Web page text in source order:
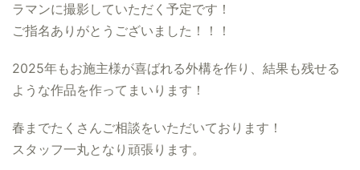
ラマンに撮影していただく予定です！
ご指名ありがとうございました！！！
2025年もお施主様が喜ばれる外構を作り、結果も残せる
ような作品を作ってまいります！
春までたくさんご相談をいただいております！
スタッフ一丸となり頑張ります。